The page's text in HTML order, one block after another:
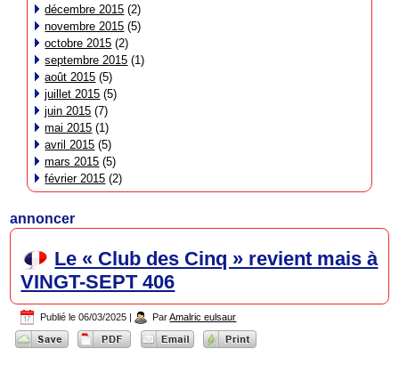
décembre 2015 (2)
novembre 2015 (5)
octobre 2015 (2)
septembre 2015 (1)
août 2015 (5)
juillet 2015 (5)
juin 2015 (7)
mai 2015 (1)
avril 2015 (5)
mars 2015 (5)
février 2015 (2)
annoncer
Le « Club des Cinq » revient mais à
VINGT-SEPT 406
Publié le 06/03/2025 | Par Amalric eulsaur